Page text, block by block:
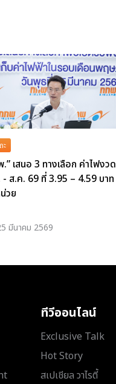
ะ
.” เสนอ 3 ทางเลือก ค่าไฟงวด
ส.ค. 69 ที่ 3.95 – 4.59 บาท
วย
มีนาคม 2569
ทีวีออนไลน์
Exclusive Talk
Hot Story
สเปเชียล วาไรตี้